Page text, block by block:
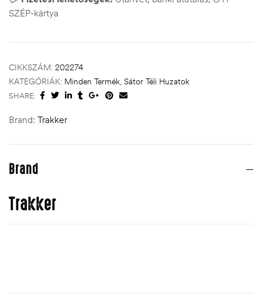
SZÉP-kártya
CIKKSZÁM: 202274
KATEGÓRIÁK: Minden Termék, Sátor Téli Huzatok
SHARE:
Brand: Trakker
Brand
Trakker